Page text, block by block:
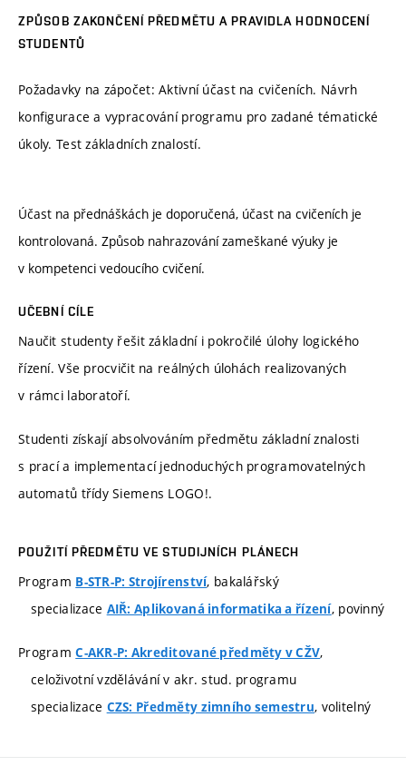
ZPŮSOB ZAKONČENÍ PŘEDMĚTU A PRAVIDLA HODNOCENÍ
STUDENTŮ
Požadavky na zápočet: Aktivní účast na cvičeních. Návrh
konfigurace a vypracování programu pro zadané tématické
úkoly. Test základních znalostí.
Účast na přednáškách je doporučená, účast na cvičeních je
kontrolovaná. Způsob nahrazování zameškané výuky je
v kompetenci vedoucího cvičení.
UČEBNÍ CÍLE
Naučit studenty řešit základní i pokročilé úlohy logického
řízení. Vše procvičit na reálných úlohách realizovaných
v rámci laboratoří.
Studenti získají absolvováním předmětu základní znalosti
s prací a implementací jednoduchých programovatelných
automatů třídy Siemens LOGO!.
POUŽITÍ PŘEDMĚTU VE STUDIJNÍCH PLÁNECH
Program B-STR-P: Strojírenství, bakalářský
specializace AIŘ: Aplikovaná informatika a řízení, povinný
ProgramC-AKR-P: Akreditované předměty v CŽV,
celoživotní vzdělávání v akr. stud. programu
specializace CZS: Předměty zimního semestru, volitelný